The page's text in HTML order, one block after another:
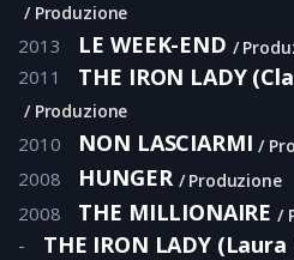
Produzione
2013 LE WEEK-END
2011 THE IRON LADY
Produzione
2010 NON LASCIARMI
2008 HUNGER Produzione
2008 THE MILLIONAIRE
- THE IRON LADY